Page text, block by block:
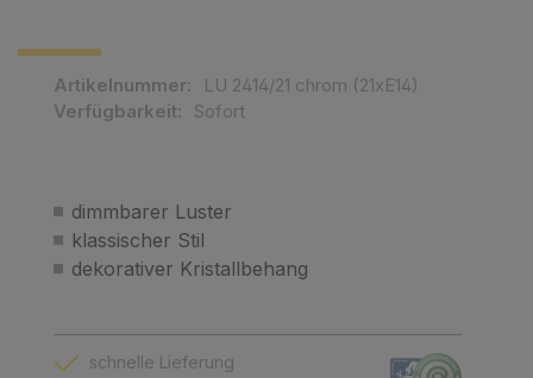
dimmbarer Luster
klassischer Stil
dekorativer Kristallbehang
Artikelnummer:
LU 2414/21 chrom (21xE14)
Verfügbarkeit:
Sofort
schnelle Lieferung